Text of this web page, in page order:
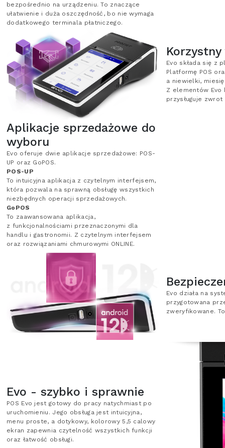
bezpośrednio na urządzeniu. To znaczące
ułatwienie i duża oszczędność, bo nie wymaga
dodatkowego terminala płatniczego.
Evo składa się z
Platformę POS
a niewielki,
Z elementów Evo
przysługuje
Aplikacje sprzedażowe do
wyboru
Evo oferuje dwie aplikacje sprzedażowe: POS-
UP oraz GoPOS.
POS-UP
To intuicyjna aplikacja z czytelnym interfejsem,
która pozwala na sprawną obsługę wszystkich
niezbędnych operacji sprzedażowych.
GoPOS
To zaawansowana aplikacja,
z funkcjonalnościami przeznaczonymi dla
handlu i gastronomii. Z czytelnym interfejsem
oraz rozwiązaniami chmurowymi ONLINE.
Evo działa na
przygotowana
zweryfikowane.
Evo - szybko i sprawnie
POS Evo jest gotowy do pracy natychmiast po
uruchomieniu. Jego obsługa jest intuicyjna,
menu proste, a dotykowy, kolorowy 5,5 calowy
ekran zapewnia czytelność wszystkich funkcji
oraz łatwość obsługi.